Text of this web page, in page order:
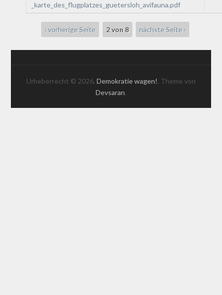
_karte_des_flugplatzes_guetersloh_avifauna.pdf
‹ vorherige Seite 2 von 8 nächste Seite ›
Urheberrecht © 2026, Demokratie wagen!. Theme von
Devsaran.